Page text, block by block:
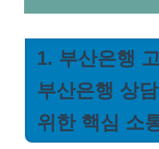
1. 부산은행
부산은행 상
위한 핵심 소